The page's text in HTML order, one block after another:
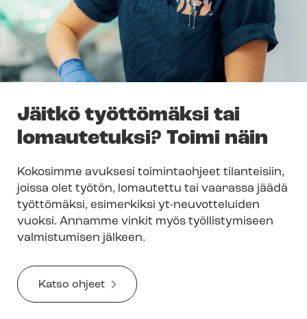
Jäitkö työttömäksi tai
lomautetuksi? Toimi näin
Kokosimme avuksesi toimintaohjeet tilanteisiin,
joissa olet työtön, lomautettu tai vaarassa jäädä
työttömäksi, esimerkiksi yt-neuvotteluiden
vuoksi. Annamme vinkit myös työllistymiseen
valmistumisen jälkeen.
Katso ohjeet